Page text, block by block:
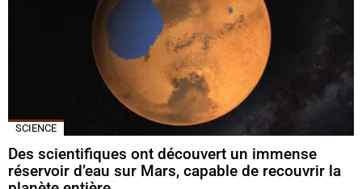
SCIENCE
Des scientifiques ont découvert un immense
réservoir d’eau sur Mars, capable de recouvrir la